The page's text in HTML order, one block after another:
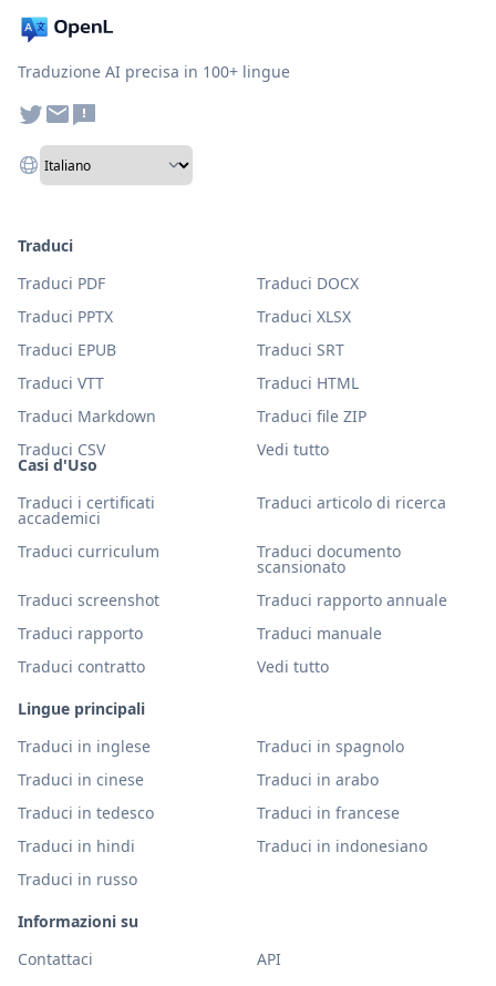
Traduzione AI precisa in 100+ lingue
Casi d'Uso
Traduci i certificati
accademici
Traduci articolo di ricerca
Traduci curriculum Traduci documento
scansionato
Traduci screenshot
Traduci rapporto annuale
Traduci rapporto
Traduci manuale
Traduci contratto
Vedi tutto
Lingue principali
Traduci in inglese
Traduci in spagnolo
Traduci in cinese
Traduci in arabo
Traduci in tedesco
Traduci in francese
Traduci in hindi
Traduci in indonesiano
Traduci in russo
Traduci
Traduci PDF
Traduci DOCX
Traduci PPTX
Traduci XLSX
Traduci EPUB
Traduci SRT
Traduci VTT
Traduci HTML
Traduci Markdown
Traduci file ZIP
Traduci CSV
Vedi tutto
Informazioni su
Contattaci
API